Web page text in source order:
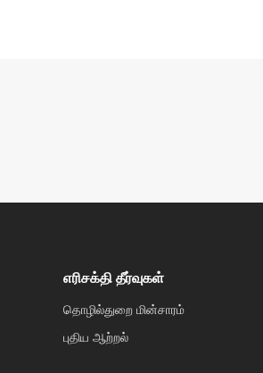
எரிசக்தி தீர்வுகள்
தொழில்துறை மின்சாரம்
புதிய ஆற்றல்